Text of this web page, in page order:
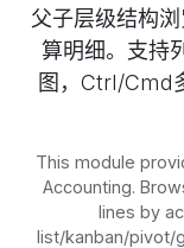
父子层级结构
算明细。支持
图，Ctrl/Cmd
This module
Accounting.
lines by
list/kanban/pivot/